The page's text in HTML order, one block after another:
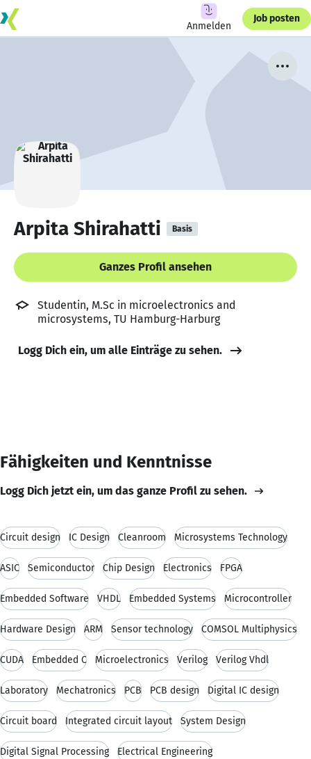
Anmelden
Job posten
Arpita Shirahatti Basis
Ganzes Profil ansehen
Studentin, M.Sc in microelectronics and
microsystems, TU Hamburg-Harburg
Logg Dich ein, um alle Einträge zu sehen.
Fähigkeiten und Kenntnisse
Logg Dich jetzt ein, um das ganze Profil zu sehen.
Circuit design IC Design Cleanroom Microsystems Technology
ASIC Semiconductor Chip Design Electronics FPGA
Embedded Software VHDL Embedded Systems Microcontroller
Hardware Design ARM Sensor technology COMSOL Multiphysics
CUDA Embedded C Microelectronics Verilog Verilog Vhdl
Laboratory Mechatronics PCB PCB design Digital IC design
Circuit board Integrated circuit layout System Design
Digital Signal Processing Electrical Engineering